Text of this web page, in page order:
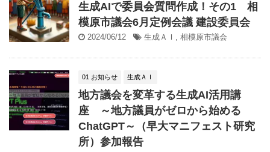
生成AIで委員会質問作成！その1 相
模原市議会6月定例会議 建設委員会
2024/06/12 生成ＡＩ , 相模原市議会
01 お知らせ 生成ＡＩ
地方議会を変革する生成AI活用講
座 ～地方議員がゼロから始める
ChatGPT～（早大マニフェスト研究
所）参加報告